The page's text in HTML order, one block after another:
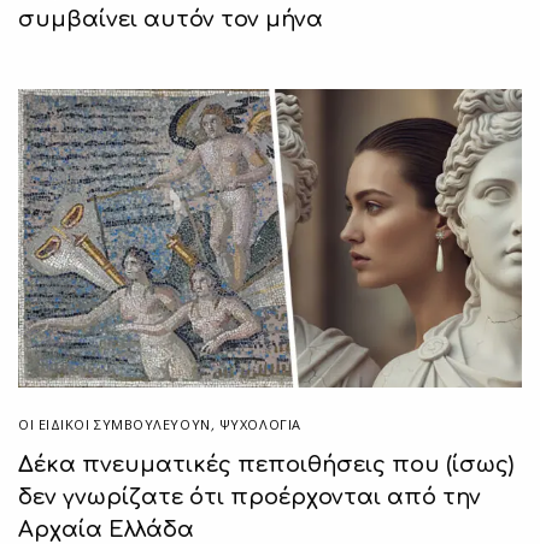
συμβαίνει αυτόν τον μήνα
ΟΙ ΕΙΔΙΚΟΊ ΣΥΜΒΟΥΛΕΎΟΥΝ , ΨΥΧΟΛΟΓΙΑ
Δέκα πνευματικές πεποιθήσεις που (ίσως)
δεν γνωρίζατε ότι προέρχονται από την
Αρχαία Ελλάδα